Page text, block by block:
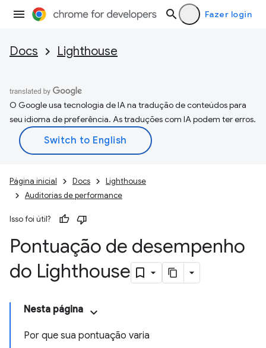
Fazer login
Docs Lighthouse
O Google usa tecnologia de IA na tradução de conteúdos para
seu idioma de preferência. As traduções com IA podem ter erros.
Página inicial Docs
Lighthouse
Auditorias de performance
Isso foi útil?
Pontuação de desempenho
do Lighthouse
Nesta página
Por que sua pontuação varia